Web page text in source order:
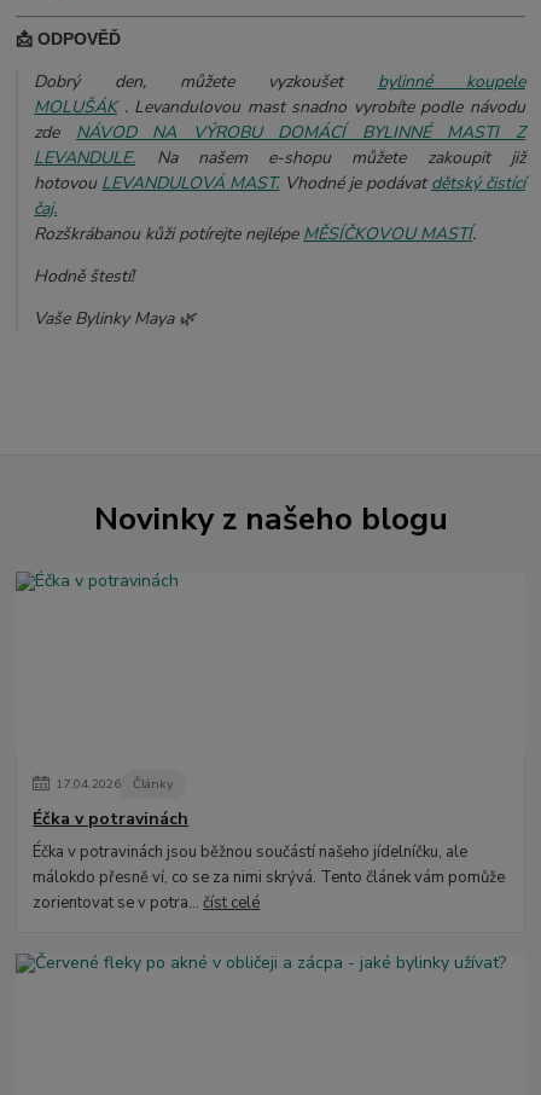
📩 ODPOVĚĎ
Dobrý den, můžete vyzkoušet bylinné koupele
MOLUŠÁK. Levandulovou mast snadno vyrobíte podle návodu
zde NÁVOD NA VÝROBU DOMÁCÍ BYLINNÉ MASTI Z
LEVANDULE. Na našem e-shopu můžete zakoupit již
hotovou LEVANDULOVÁ MAST.Vhodné je podávat dětský čistící
čaj.
Rozškrábanou kůži potírejte nejlépe MĚSÍČKOVOU MASTÍ.
Hodně štestí!
Vaše Bylinky Maya 🌿
Novinky z našeho blogu
17.04.2026 Články
Éčka v potravinách
Éčka v potravinách jsou běžnou součástí našeho jídelníčku, ale
málokdo přesně ví, co se za nimi skrývá. Tento článek vám pomůže
zorientovat se v potra...číst celé